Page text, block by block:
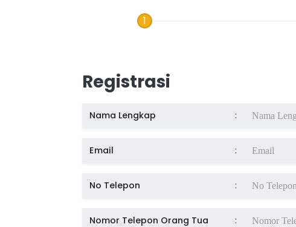
1
Registrasi
Nama Lengkap :
Email :
No Telepon :
Nomor Telepon Orang Tua :